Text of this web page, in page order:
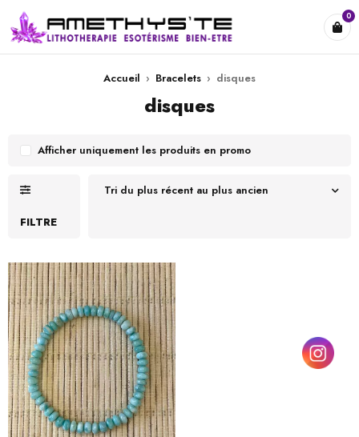
0
Accueil › Bracelets › disques
disques
FILTRE
Tri du plus récent au plus ancien
Afficher uniquement les produits en promo